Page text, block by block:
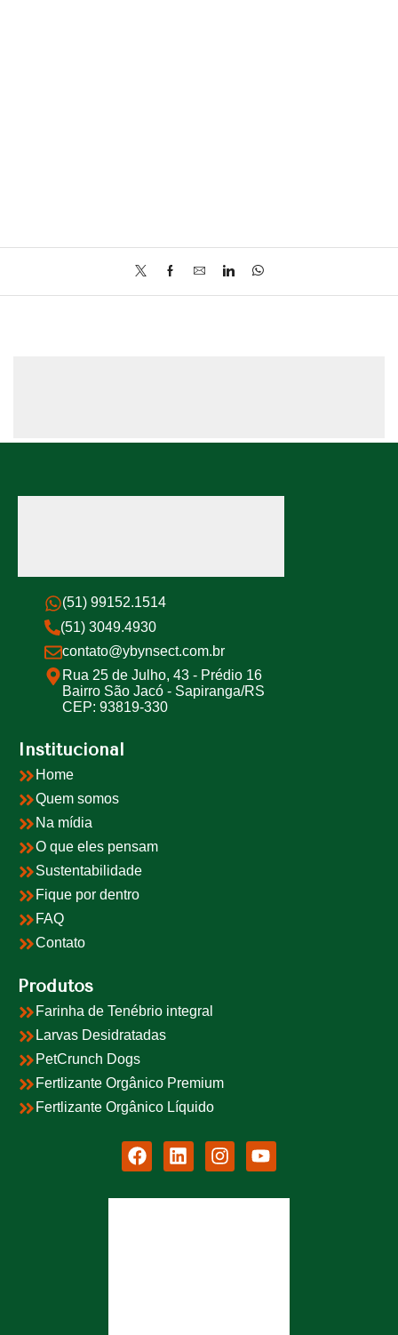
(51) 99152.1514
(51) 3049.4930
contato@ybynsect.com.br
Rua 25 de Julho, 43 - Prédio 16
Bairro São Jacó - Sapiranga/RS
CEP: 93819-330
Institucional
Home
Quem somos
Na mídia
O que eles pensam
Sustentabilidade
Fique por dentro
FAQ
Contato
Produtos
Farinha de Tenébrio integral
Larvas Desidratadas
PetCrunch Dogs
Fertlizante Orgânico Premium
Fertlizante Orgânico Líquido